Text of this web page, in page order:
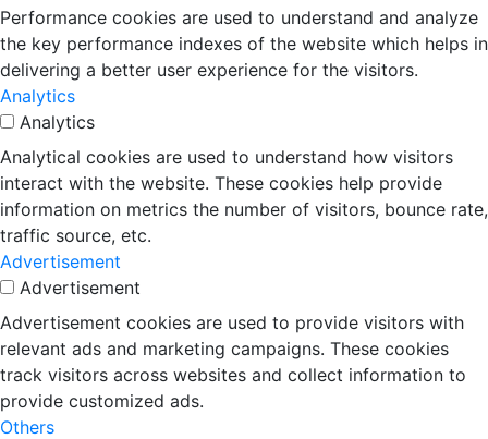
Performance cookies are used to understand and analyze
the key performance indexes of the website which helps in
delivering a better user experience for the visitors.
Analytics
Analytics
Analytical cookies are used to understand how visitors
interact with the website. These cookies help provide
information on metrics the number of visitors, bounce rate,
traffic source, etc.
Advertisement
Advertisement
Advertisement cookies are used to provide visitors with
relevant ads and marketing campaigns. These cookies
track visitors across websites and collect information to
provide customized ads.
Others